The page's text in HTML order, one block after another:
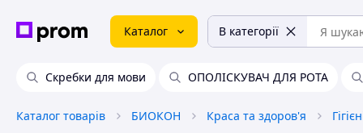
Каталог В категорії
Скребки для мови ОПОЛІСКУВАЧ ДЛЯ РОТА
Каталог товарів БИОКОН Краса та здоров'я